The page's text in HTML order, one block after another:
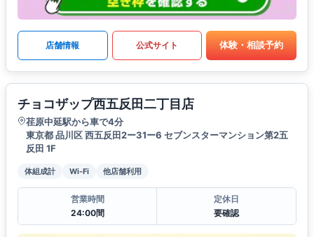
店舗情報 公式サイト 体験・相談予約
チョコザップ西五反田二丁目店
荏原中延駅から車で4分
東京都 品川区 西五反田2ー31ー6 セブンスターマンション第2五
反田 1F
体組成計 Wi-Fi 他店舗利用
営業時間
24:00間
定休日
要確認